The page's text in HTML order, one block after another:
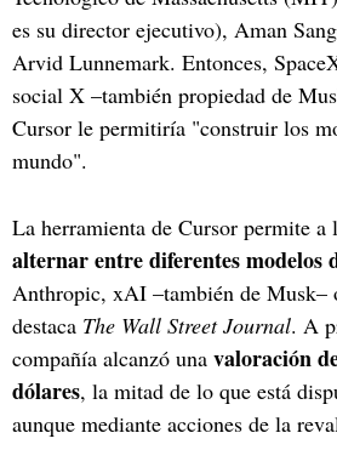
es su director ejecutivo), Aman
Arvid Lunnemark. Entonces,
social X –también propiedad de
Cursor le permitiría "construir los
mundo".
La herramienta de Cursor permite a
alternar entre diferentes modelos
Anthropic, xAI –también de Musk–
destaca The Wall Street Journal. A
compañía alcanzó una valoración
dólares, la mitad de lo que está
aunque mediante acciones de la